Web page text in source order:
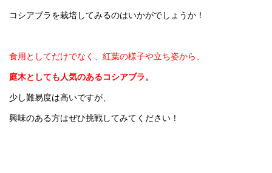
コシアブラを栽培してみるのはいかがでしょうか！
食用としてだけでなく、紅葉の様子や立ち姿から、
庭木としても人気のあるコシアブラ。
少し難易度は高いですが、
興味のある方はぜひ挑戦してみてください！